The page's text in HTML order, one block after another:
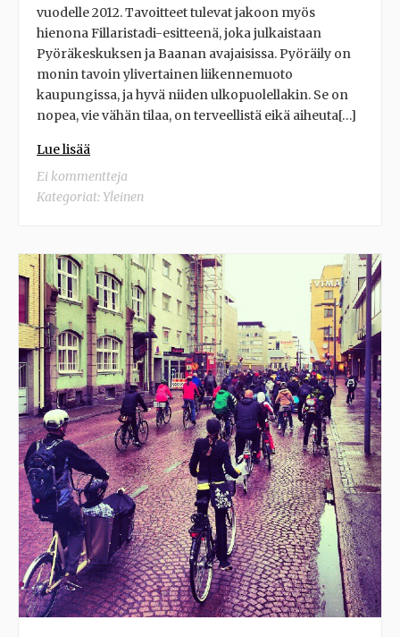
vuodelle 2012. Tavoitteet tulevat jakoon myös
hienona Fillaristadi-esitteenä, joka julkaistaan
Pyöräkeskuksen ja Baanan avajaisissa. Pyöräily on
monin tavoin ylivertainen liikennemuoto
kaupungissa, ja hyvä niiden ulkopuolellakin. Se on
nopea, vie vähän tilaa, on terveellistä eikä aiheuta[…]
Lue lisää
Ei kommentteja
Kategoriat: Yleinen